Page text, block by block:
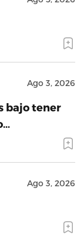
Ago 3, 2026
bajo tener
Ago 3, 2026